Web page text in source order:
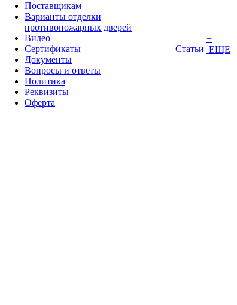
Поставщикам
Варианты отделки
противопожарных дверей
Видео
Сертификаты
Документы
Вопросы и ответы
Политика
Реквизиты
Оферта
Статьи
+
ЕЩЕ